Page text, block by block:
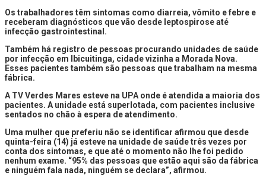
Os trabalhadores têm sintomas como diarreia, vômito e febre e
receberam diagnósticos que vão desde leptospirose até
infecção gastrointestinal.
Também há registro de pessoas procurando unidades de saúde
por infecção em Ibicuitinga, cidade vizinha a Morada Nova.
Esses pacientes também são pessoas que trabalham na mesma
fábrica.
A TV Verdes Mares esteve na UPA onde é atendida a maioria dos
pacientes. A unidade está superlotada, com pacientes inclusive
sentados no chão à espera de atendimento.
Uma mulher que preferiu não se identificar afirmou que desde
quinta-feira (14) já esteve na unidade de saúde três vezes por
conta dos sintomas, e que até o momento não lhe foi pedido
nenhum exame. “95% das pessoas que estão aqui são da fábrica
e ninguém fala nada, ninguém se declara”, afirmou.